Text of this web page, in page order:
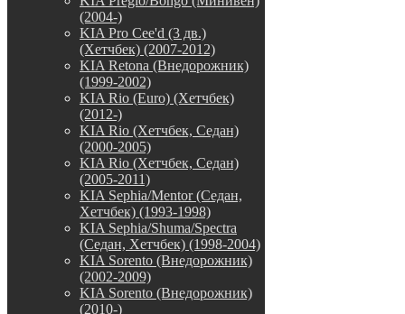
(2004-)
KIA Pro Cee'd (3 дв.)
(Хетчбек) (2007-2012)
KIA Retona (Внедорожник)
(1999-2002)
KIA Rio (Euro) (Хетчбек)
(2012-)
KIA Rio (Хетчбек, Седан)
(2000-2005)
KIA Rio (Хетчбек, Седан)
(2005-2011)
KIA Sephia/Mentor (Седан,
Хетчбек) (1993-1998)
KIA Sephia/Shuma/Spectra
(Седан, Хетчбек) (1998-2004)
KIA Sorento (Внедорожник)
(2002-2009)
KIA Sorento (Внедорожник)
(2010-)